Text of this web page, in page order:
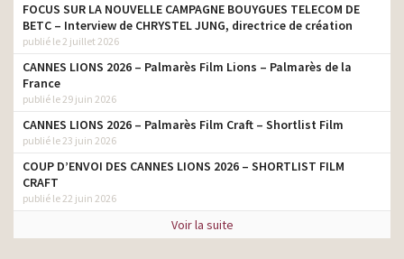
FOCUS SUR LA NOUVELLE CAMPAGNE BOUYGUES TELECOM DE
BETC – Interview de CHRYSTEL JUNG, directrice de création
publié le 2 juillet 2026
CANNES LIONS 2026 – Palmarès Film Lions – Palmarès de la
France
publié le 29 juin 2026
CANNES LIONS 2026 – Palmarès Film Craft – Shortlist Film
publié le 23 juin 2026
COUP D’ENVOI DES CANNES LIONS 2026 – SHORTLIST FILM
CRAFT
publié le 22 juin 2026
Voir la suite